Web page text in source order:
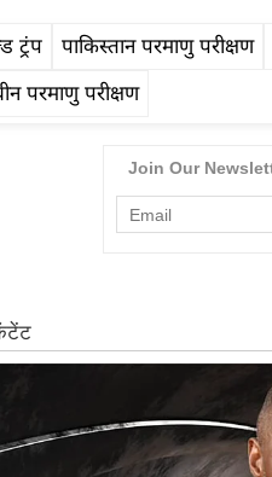
ट्रंप पाकिस्तान परमाणु परीक्षण
परमाणु परीक्षण